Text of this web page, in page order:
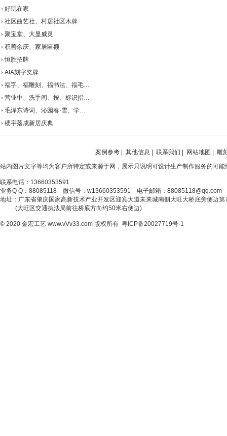
好玩在家
社区曲艺社、村居社区木牌
聚宝堂、大显威灵
积善余庆、家居匾额
恒胜招牌
AIA刻字奖牌
福字、福雕刻、福书法、福毛…
营业中、洗手间、按、标识指…
毛泽东诗词、沁园春·雪、学…
楼宇落成新居庆典
案例参考| 其他信息 联系我们 网站地图
雕
站内图片文字等均为客户所特定或来源于网，展示只说明可设计生产制作服务的可
联系电话：13660353591
业务Q Q：88085118 微信号：w13660353591 电子邮箱：88085118@qq.com
地址：广东省肇庆国家高新技术产业开发区迎宾大道未来城南侧大旺大桥底旁侧边第
(大旺区交通执法局前往桥底方向约50米右侧边)
© 2020 金宏工艺 www.vVv33.com 版权所有 粤ICP备20027719号-1